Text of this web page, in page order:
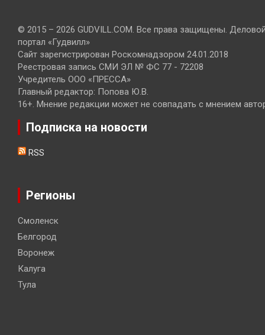
© 2015 – 2026 GUDVILL.COM. Все права защищены.
портал «Гудвилл»
Сайт зарегистрирован Роскомнадзором 24.01.2018
Реестровая запись СМИ ЭЛ № ФС 77 - 72208
Учредитель ООО «ПРЕССА»
Главный редактор: Попова Ю.В.
16+. Мнение редакции может не совпадать с мнением
Подписка на новости
RSS
Регионы
Смоленск
Белгород
Воронеж
Калуга
Тула